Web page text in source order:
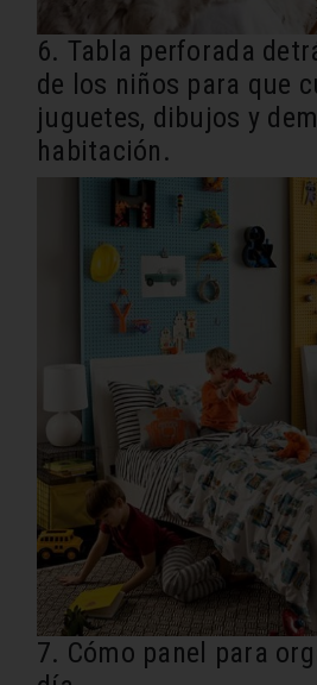
6. Tabla perforada
de los niños para que
juguetes, dibujos y
habitación.
7. Cómo panel para